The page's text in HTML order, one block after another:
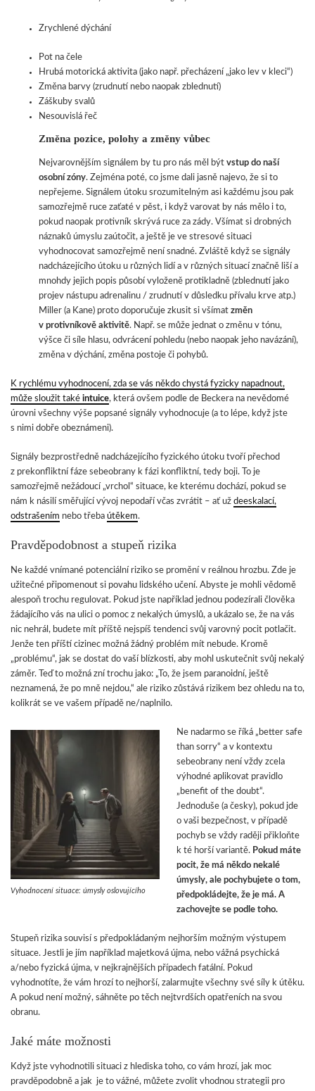
Zrychlené dýchání
Pot na čele
Hrubá motorická aktivita (jako např. přecházení „jako lev v kleci“)
Změna barvy (zrudnutí nebo naopak zblednutí)
Záškuby svalů
Nesouvislá řeč
Změna pozice, polohy a změny vůbec
Nejvarovnějším signálem by tu pro nás měl být vstup do naší
osobní zóny. Zejména poté, co jsme dali jasně najevo, že si to
nepřejeme. Signálem útoku srozumitelným asi každému jsou pak
samozřejmě ruce zaťaté v pěst, i když varovat by nás mělo i to,
pokud naopak protivník skrývá ruce za zády. Všímat si drobných
náznaků úmyslu zaútočit, a ještě je ve stresové situaci
vyhodnocovat samozřejmě není snadné. Zvláště když se signály
nadcházejícího útoku u různých lidí a v různých situací značně liší a
mnohdy jejich popis působí vyloženě protikladně (zblednutí jako
projev nástupu adrenalinu / zrudnutí v důsledku přívalu krve atp.)
Miller (a Kane) proto doporučuje zkusit si všímat změn
v protivníkově aktivitě. Např. se může jednat o změnu v tónu,
výšce či síle hlasu, odvrácení pohledu (nebo naopak jeho navázání),
změna v dýchání, změna postoje či pohybů.
K rychlému vyhodnocení, zda se vás někdo chystá fyzicky napadnout,
může sloužit také intuice, která ovšem podle de Beckera na nevědomé
úrovni všechny výše popsané signály vyhodnocuje (a to lépe, když jste
s nimi dobře obeznámeni).
Signály bezprostředně nadcházejícího fyzického útoku tvoří přechod
z prekonfliktní fáze sebeobrany k fázi konfliktní, tedy boji. To je
samozřejmě nežádoucí „vrchol“ situace, ke kterému dochází, pokud se
nám k násilí směřující vývoj nepodaří včas zvrátit – ať už deeskalací,
odstrašením nebo třeba útěkem.
Pravděpodobnost a stupeň rizika
Ne každé vnímané potenciální riziko se promění v reálnou hrozbu. Zde je
užitečné připomenout si povahu lidského učení. Abyste je mohli vědomě
alespoň trochu regulovat. Pokud jste například jednou podezírali člověka
žádajícího vás na ulici o pomoc z nekalých úmyslů, a ukázalo se, že na vás
nic nehrál, budete mít příště nejspíš tendenci svůj varovný pocit potlačit.
Jenže ten příští cizinec možná žádný problém mít nebude. Kromě
„problému“, jak se dostat do vaší blízkosti, aby mohl uskutečnit svůj nekalý
záměr. Teď to možná zní trochu jako: „To, že jsem paranoidní, ještě
neznamená, že po mně nejdou,“ ale riziko zůstává rizikem bez ohledu na to,
kolikrát se ve vašem případě ne/naplnilo.
Vyhodnocení situace: úmysly oslovujícího
Ne nadarmo se říká „better safe
than sorry“ a v kontextu
sebeobrany není vždy zcela
výhodné aplikovat pravidlo
„benefit of the doubt“.
Jednoduše (a česky), pokud jde
o vaši bezpečnost, v případě
pochyb se vždy raději přikloňte
k té horší variantě. Pokud máte
pocit, že má někdo nekalé
úmysly, ale pochybujete o tom,
předpokládejte, že je má. A
zachovejte se podle toho.
Stupeň rizika souvisí s předpokládaným nejhorším možným výstupem
situace. Jestli je jím například majetková újma, nebo vážná psychická
a/nebo fyzická újma, v nejkrajnějších případech fatální. Pokud
vyhodnotíte, že vám hrozí to nejhorší, zalarmujte všechny své síly k útěku.
A pokud není možný, sáhněte po těch nejtvrdších opatřeních na svou
obranu.
Jaké máte možnosti
Když jste vyhodnotili situaci z hlediska toho, co vám hrozí, jak moc
pravděpodobně a jak je to vážné, můžete zvolit vhodnou strategii pro